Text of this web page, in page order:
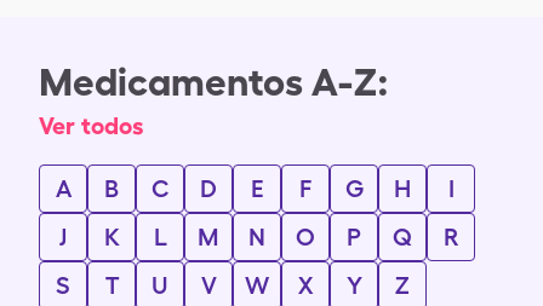
Medicamentos A-Z:
Ver todos
A B C D E F G H
I
J
K L M N O P Q
R
S
T U V W X Y Z